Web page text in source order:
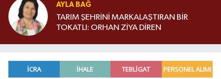
AYLA BAĞ
TARIM ŞEHRİNİ MARKALAŞTIRAN BİR
TOKATLI: ORHAN ZİYA DİREN